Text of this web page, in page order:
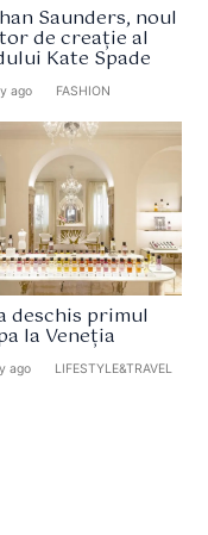
Saunders, noul
de creație al
Kate Spade
ago FASHION
deschis primul
la Veneția
ago LIFESTYLE&TRAVEL